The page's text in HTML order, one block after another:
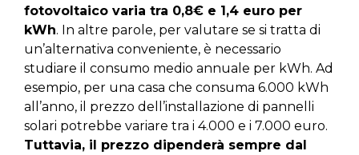
fotovoltaico varia tra 0,8€ e 1,4 euro per
kWh. In altre parole, per valutare se si tratta di
un’alternativa conveniente, è necessario
studiare il consumo medio annuale per kWh. Ad
esempio, per una casa che consuma 6.000 kWh
all’anno, il prezzo dell’installazione di pannelli
solari potrebbe variare tra i 4.000 e i 7.000 euro.
Tuttavia, il prezzo dipenderà sempre dal